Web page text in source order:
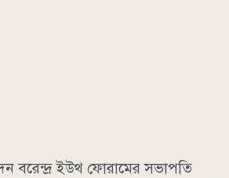
বরেন্দ্র ইউথ ফোরামের সভাপতি